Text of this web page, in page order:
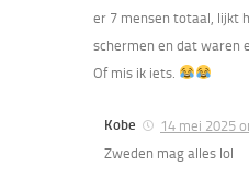
er 7 mensen totaal, lijkt
schermen en dat waren
Of mis ik iets.
Kobe
14 mei 2025
Zweden mag alles lol